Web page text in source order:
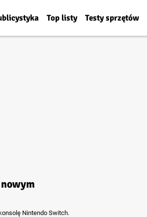
Top listy Testy sprzętów
Nintendo Switch.